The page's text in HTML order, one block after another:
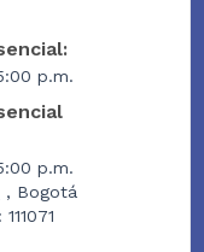
p.m.
p.m.
, Bogotá